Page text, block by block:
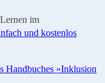
im
und kostenlos